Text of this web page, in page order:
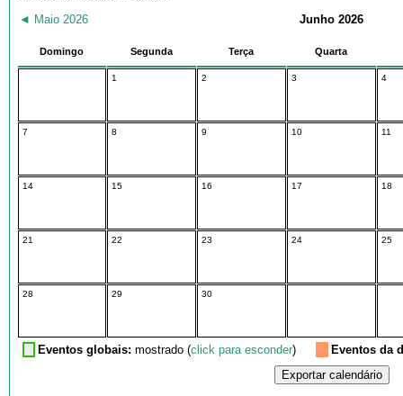
◄ Maio 2026 Junho 2026
Domingo Segunda Terça Quarta
1 2 3 4
7 8 9 10 11
14 15 16 17 18
21 22 23 24 25
28 29 30
Eventos globais: mostrado (click para esconder) Eventos da